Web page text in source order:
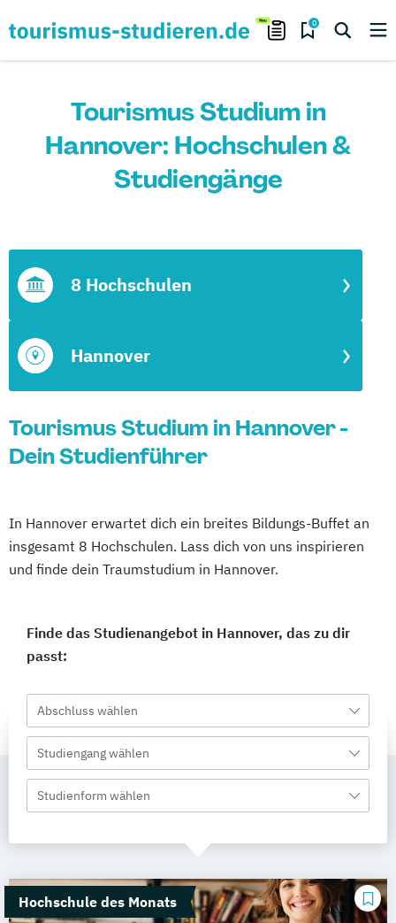
0
Tourismus Studium in
Hannover: Hochschulen &
Studiengänge
Hannover
8 Hochschulen
Tourismus Studium in Hannover -
Dein Studienführer
In Hannover erwartet dich ein breites Bildungs-Buffet an
insgesamt 8 Hochschulen. Lass dich von uns inspirieren
und finde dein Traumstudium in Hannover.
Finde das Studienangebot in Hannover, das zu dir
passt:
Abschluss wählen
Studiengang wählen
Studienform wählen
Hochschule des Monats